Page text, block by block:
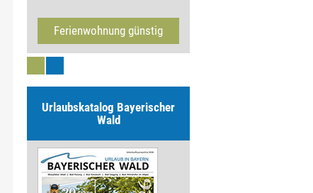
Ferienwohnung günstig
Urlaubskatalog Bayerischer
Wald